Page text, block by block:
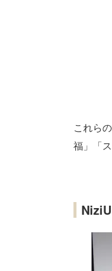
これら
福」「